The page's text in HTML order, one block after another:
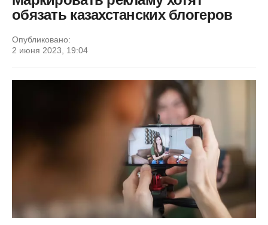
обязать казахстанских блогеров
Опубликовано:
2 июня 2023, 19:04